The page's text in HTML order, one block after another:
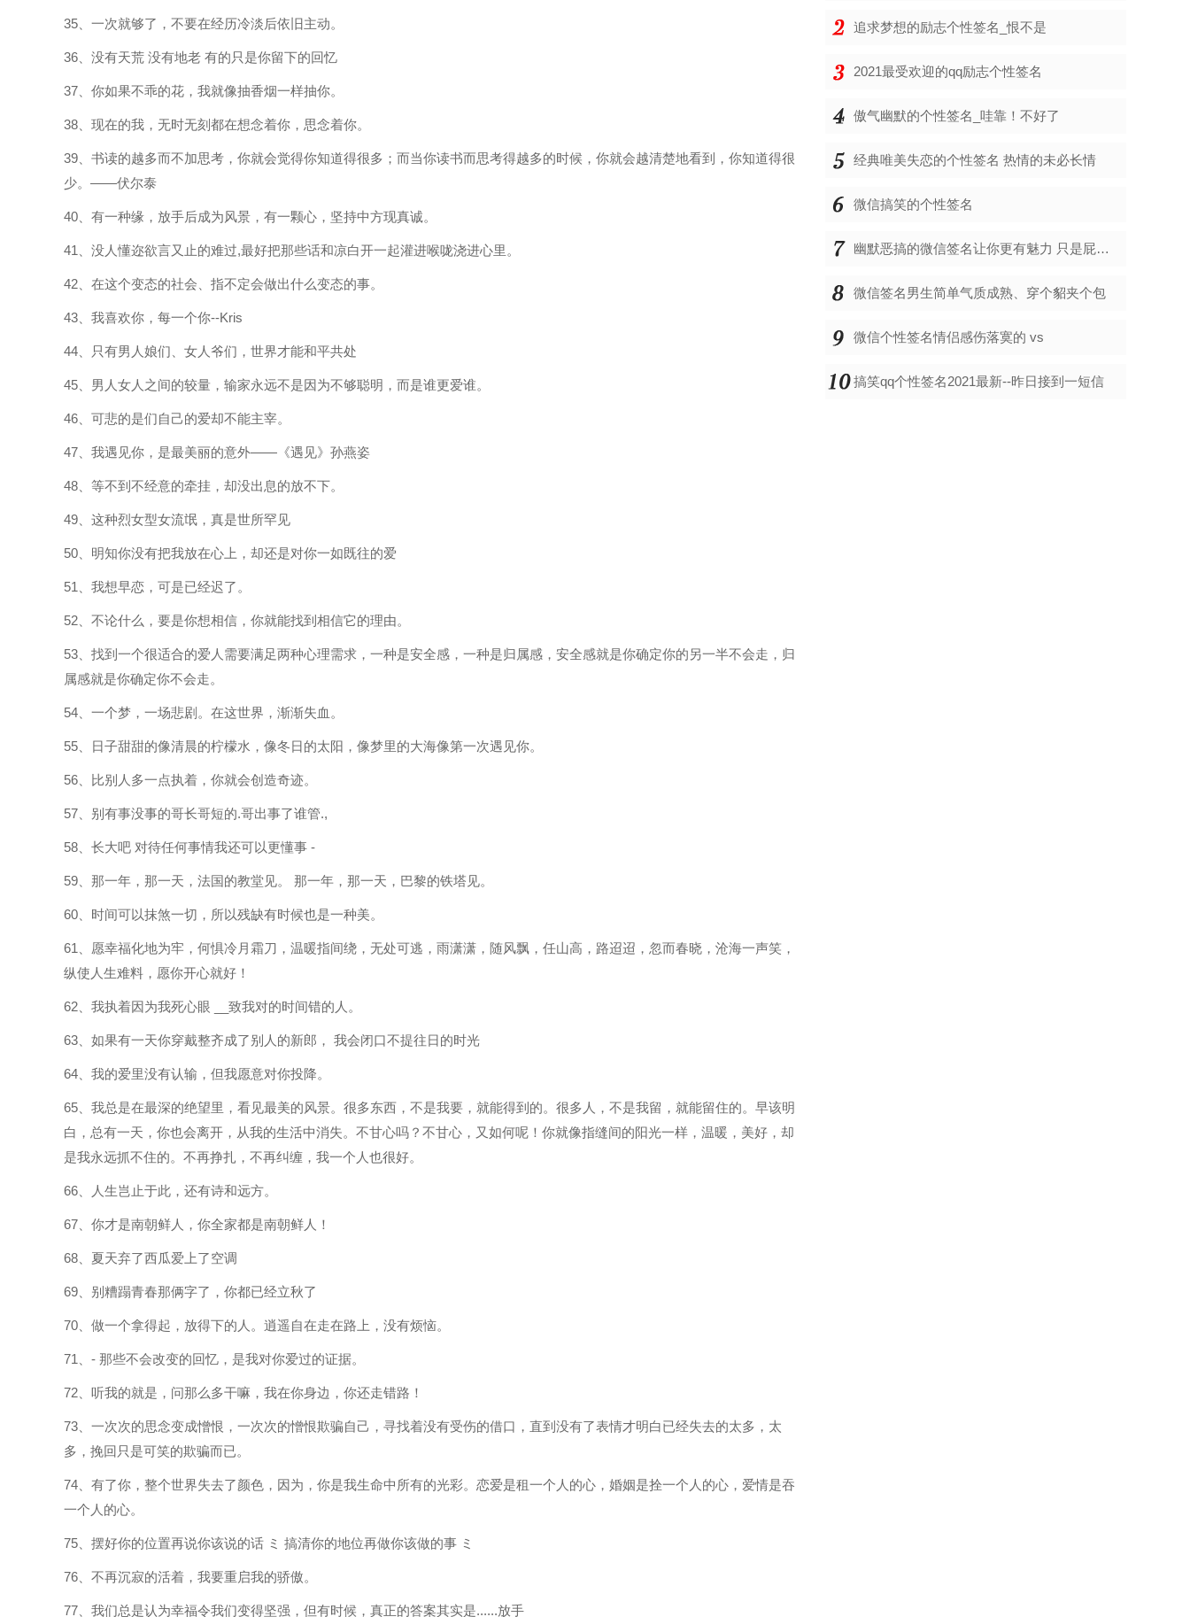
35、一次就够了，不要在经历冷淡后依旧主动。
36、没有天荒 没有地老 有的只是你留下的回忆
37、你如果不乖的花，我就像抽香烟一样抽你。
38、现在的我，无时无刻都在想念着你，思念着你。
39、书读的越多而不加思考，你就会觉得你知道得很多；而当你读书而思考得越多的时候，你就会越清楚地看到，你知道得很
少。——伏尔泰
40、有一种缘，放手后成为风景，有一颗心，坚持中方现真诚。
41、没人懂迩欲言又止的难过,最好把那些话和凉白开一起灌进喉咙浇进心里。
42、在这个变态的社会、指不定会做出什么变态的事。
43、我喜欢你，每一个你--Kris
44、只有男人娘们、女人爷们，世界才能和平共处
45、男人女人之间的较量，输家永远不是因为不够聪明，而是谁更爱谁。
46、可悲的是们自己的爱却不能主宰。
47、我遇见你，是最美丽的意外——《遇见》孙燕姿
48、等不到不经意的牵挂，却没出息的放不下。
49、这种烈女型女流氓，真是世所罕见
50、明知你没有把我放在心上，却还是对你一如既往的爱
51、我想早恋，可是已经迟了。
52、不论什么，要是你想相信，你就能找到相信它的理由。
53、找到一个很适合的爱人需要满足两种心理需求，一种是安全感，一种是归属感，安全感就是你确定你的另一半不会走，归
属感就是你确定你不会走。
54、一个梦，一场悲剧。在这世界，渐渐失血。
55、日子甜甜的像清晨的柠檬水，像冬日的太阳，像梦里的大海像第一次遇见你。
56、比别人多一点执着，你就会创造奇迹。
57、别有事没事的哥长哥短的.哥出事了谁管.,
58、长大吧 对待任何事情我还可以更懂事 -
59、那一年，那一天，法国的教堂见。 那一年，那一天，巴黎的铁塔见。
60、时间可以抹煞一切，所以残缺有时候也是一种美。
61、愿幸福化地为牢，何惧冷月霜刀，温暖指间绕，无处可逃，雨潇潇，随风飘，任山高，路迢迢，忽而春晓，沧海一声笑，
纵使人生难料，愿你开心就好！
62、我执着因为我死心眼 __致我对的时间错的人。
63、如果有一天你穿戴整齐成了别人的新郎， 我会闭口不提往日的时光
64、我的爱里没有认输，但我愿意对你投降。
65、我总是在最深的绝望里，看见最美的风景。很多东西，不是我要，就能得到的。很多人，不是我留，就能留住的。早该明
白，总有一天，你也会离开，从我的生活中消失。不甘心吗？不甘心，又如何呢！你就像指缝间的阳光一样，温暖，美好，却
是我永远抓不住的。不再挣扎，不再纠缠，我一个人也很好。
66、人生岂止于此，还有诗和远方。
67、你才是南朝鲜人，你全家都是南朝鲜人！
68、夏天弃了西瓜爱上了空调
69、别糟蹋青春那俩字了，你都已经立秋了
70、做一个拿得起，放得下的人。逍遥自在走在路上，没有烦恼。
71、- 那些不会改变的回忆，是我对你爱过的证据。
72、听我的就是，问那么多干嘛，我在你身边，你还走错路！
73、一次次的思念变成憎恨，一次次的憎恨欺骗自己，寻找着没有受伤的借口，直到没有了表情才明白已经失去的太多，太
多，挽回只是可笑的欺骗而已。
74、有了你，整个世界失去了颜色，因为，你是我生命中所有的光彩。恋爱是租一个人的心，婚姻是拴一个人的心，爱情是吞
一个人的心。
75、摆好你的位置再说你该说的话 ミ 搞清你的地位再做你该做的事 ミ
76、不再沉寂的活着，我要重启我的骄傲。
77、我们总是认为幸福令我们变得坚强，但有时候，真正的答案其实是......放手
追求梦想的励志个性签名_恨不是
2021最受欢迎的qq励志个性签名
傲气幽默的个性签名_哇靠！不好了
经典唯美失恋的个性签名 热情的未必长情
微信搞笑的个性签名
幽默恶搞的微信签名让你更有魅力 只是屁股疼
微信签名男生简单气质成熟、穿个貂夹个包
微信个性签名情侣感伤落寞的 vs
搞笑qq个性签名2021最新--昨日接到一短信